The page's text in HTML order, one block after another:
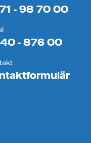
- 98 70 00
- 876 00